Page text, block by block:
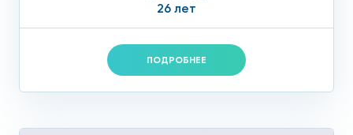
26 лет
ПОДРОБНЕЕ